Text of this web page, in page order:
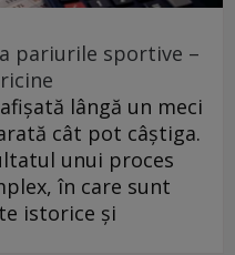
pariurile sportive –
lângă un meci
cât pot câștiga.
unui proces
în care sunt
istorice și